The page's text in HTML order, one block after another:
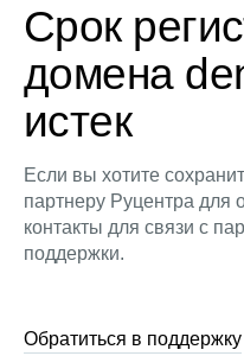
Срок
домена
истек
Если вы хотите
партнеру Руцентра для
контакты для связи с
поддержки.
Обратиться в поддержку